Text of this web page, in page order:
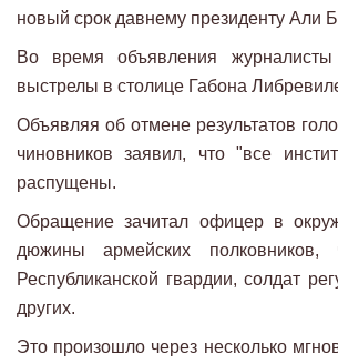
новый срок давнему президенту Али
Во время объявления журналисты
выстрелы в столице Габона
Объявляя об отмене результатов
чиновников заявил, что "все
распущены.
Обращение зачитал офицер в
дюжины армейских полковников,
Республиканской гвардии, солдат
других.
Это произошло через несколько